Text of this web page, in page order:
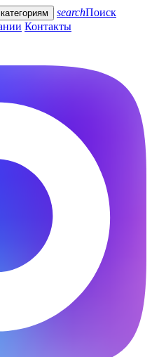
searchПоиск
Контакты